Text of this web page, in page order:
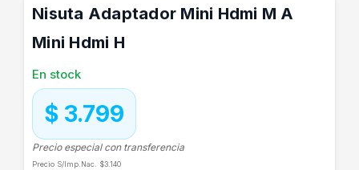
Nisuta Adaptador Mini Hdmi M A
Mini Hdmi H
En stock
$ 3.799
Precio especial con transferencia
Precio S/Imp.Nac. $3.140